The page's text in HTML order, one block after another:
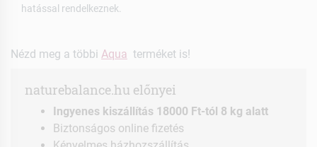
hatással rendelkeznek.
Nézd meg a többi Aqua terméket is!
naturebalance.hu előnyei
Ingyenes kiszállítás 18000 Ft-tól 8 kg alatt
Biztonságos online fizetés